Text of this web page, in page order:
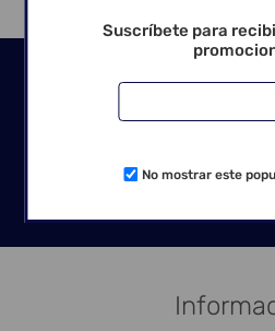
Suscríbete para
No mostrar este